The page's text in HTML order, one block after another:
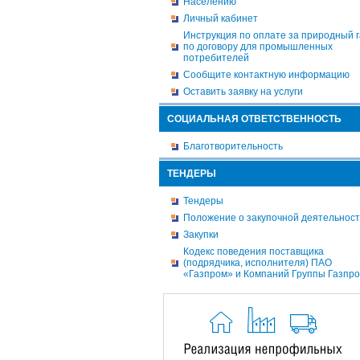
Личный кабинет
Инструкция по оплате за природный
по договору для промышленных
потребителей
Сообщите контактную информацию
Оставить заявку на услуги
СОЦИАЛЬНАЯ ОТВЕТСТВЕННОСТЬ
Благотворительность
ТЕНДЕРЫ
Тендеры
Положение о закупочной
Закупки
Кодекс поведения поставщика
(подрядчика, исполнителя) ПАО
«Газпром» и Компаний Группы